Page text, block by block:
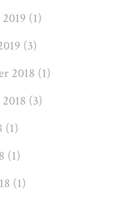
(1)
(3)
2018 (1)
(3)
(1)
(1)
(1)